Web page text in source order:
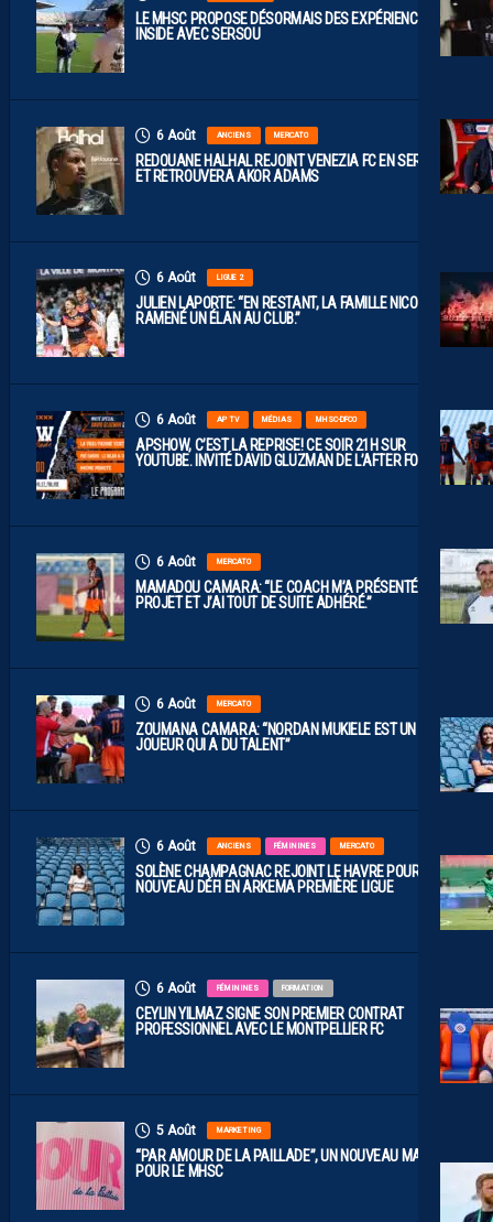
LE MHSC PROPOSE DÉSORMAIS DES EXPÉRIENCES
INSIDE AVEC SERSOU
6 Août ANCIENS MERCATO
REDOUANE HALHAL REJOINT VENEZIA FC EN SERIE A
ET RETROUVERA AKOR ADAMS
6 Août LIGUE 2
JULIEN LAPORTE: “EN RESTANT, LA FAMILLE NICOLLIN A
RAMENÉ UN ÉLAN AU CLUB.”
6 Août AP TV MÉDIAS MHSC-DFCO
APSHOW, C’EST LA REPRISE! CE SOIR 21H SUR
YOUTUBE. INVITÉ DAVID GLUZMAN DE L’AFTER FOOT.
6 Août MERCATO
MAMADOU CAMARA: “LE COACH M’A PRÉSENTÉ LE
PROJET ET J’AI TOUT DE SUITE ADHÉRÉ.”
6 Août MERCATO
ZOUMANA CAMARA: “NORDAN MUKIELE EST UN
JOUEUR QUI A DU TALENT”
6 Août ANCIENS FÉMININES MERCATO
SOLÈNE CHAMPAGNAC REJOINT LE HAVRE POUR UN
NOUVEAU DÉFI EN ARKEMA PREMIÈRE LIGUE
6 Août FÉMININES FORMATION
CEYLIN YILMAZ SIGNE SON PREMIER CONTRAT
PROFESSIONNEL AVEC LE MONTPELLIER FC
5 Août MARKETING
“PAR AMOUR DE LA PAILLADE”, UN NOUVEAU MAILLOT
POUR LE MHSC